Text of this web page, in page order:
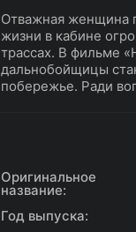
Отважная женщина
жизни в кабине
трассах. В фильме
дальнобойщицы
побережье. Ради
Оригинальное
название:
Год выпуска: